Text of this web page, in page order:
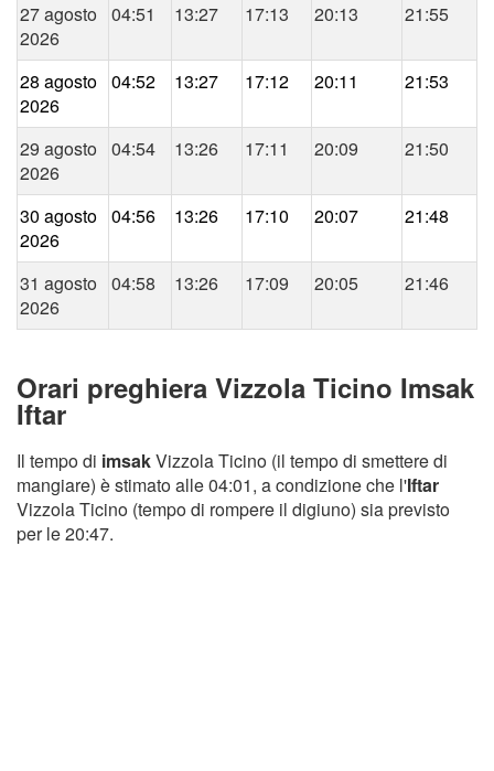
27 agosto
2026
04:51 13:27 17:13 20:13 21:55
28 agosto
2026
04:52 13:27 17:12 20:11 21:53
29 agosto
2026
04:54 13:26 17:11 20:09 21:50
30 agosto
2026
04:56 13:26 17:10 20:07 21:48
31 agosto
2026
04:58 13:26 17:09 20:05 21:46
Orari preghiera Vizzola Ticino Imsak
Iftar
Il tempo di imsakVizzola Ticino (il tempo di smettere di
mangiare) è stimato alle 04:01, a condizione che l'Iftar
Vizzola Ticino (tempo di rompere il digiuno) sia previsto
per le 20:47.